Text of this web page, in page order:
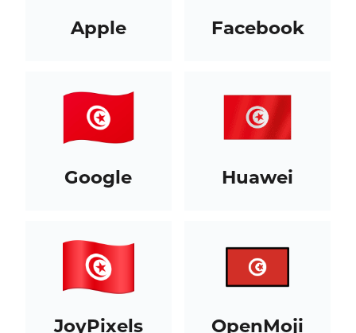
Apple Facebook
Google Huawei
JoyPixels OpenMoji